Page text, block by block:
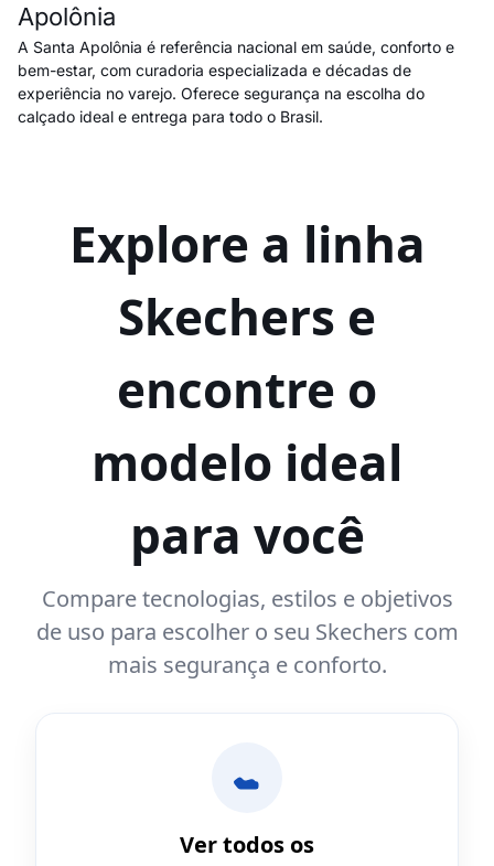
Apolônia
A Santa Apolônia é referência nacional em saúde, conforto e
bem-estar, com curadoria especializada e décadas de
experiência no varejo. Oferece segurança na escolha do
calçado ideal e entrega para todo o Brasil.
Explore a linha
Skechers e
encontre o
modelo ideal
para você
Compare tecnologias, estilos e objetivos
de uso para escolher o seu Skechers com
mais segurança e conforto.
Ver todos os